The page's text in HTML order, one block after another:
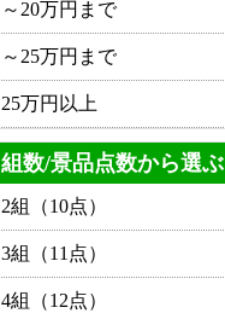
～20万円まで
～25万円まで
25万円以上
組数/景品点数から選ぶ
2組（10点）
3組（11点）
4組（12点）